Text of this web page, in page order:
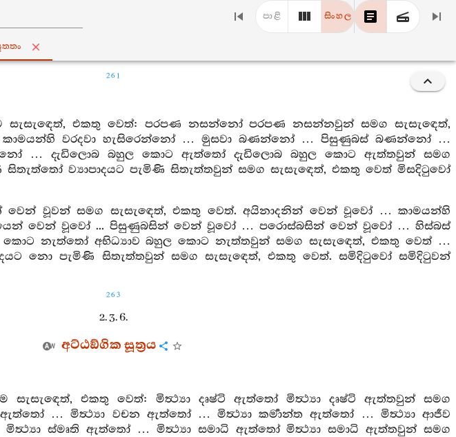
පාළි සිංහල
261
සැසැඳෙත්, එකතු වෙත්: පරපණ නසන්නෝ පරපණ නසන්නවුන් සමග සැසැඳෙත්,
කාමයන්හි වරදවා හැසිරෙන්නෝ … මුසවා බණන්නෝ … පිසුණුබස් බණන්නෝ …
… දැඩිලොබ බහුල කොට ඇත්තෝ දැඩිලොබ බහුල කොට ඇත්තවුන් සමග
සිතැත්තෝ ව්‍යාපාදයට පැමිණි සිතැත්තවුන් සමග සැසැඳෙත්, එකතු වෙත් මිසදිටුවෝ
වූවන් සමග සැසැඳෙත්, එකතු වෙත්. අයිනාදනින් වෙන් වූවෝ … කාමයන්හි
වෙන් වූවෝ ... පිසුණුබසින් වෙන් වූවෝ … පරොස්බසින් වෙන් වූවෝ … හිස්බස්
නැත්තෝ අභිධ්‍යාව බහුල කොට නැත්තවුන් සමග සැසැඳෙත්, එකතු වෙත් …
නො පැමිණි සිතැත්තවුන් සමග සැසැඳෙත්, එකතු වෙත්. සමිදිටුවෝ සමිදිටුවන්
263
2. 3. 6.
අට්ඨඞ්ගික සූත්‍රය
එකතු වෙත්: මිත්‍ථ්‍යා දෘෂ්ටි ඇත්තෝ මිත්‍ථ්‍යා දෘෂ්ටි ඇත්තවුන් සමග
ඇත්තෝ … මිත්‍ථ්‍යා වචන ඇත්තෝ … මිත්‍ථ්‍යා කර්‍මාන්ත ඇත්තෝ … මිත්‍ථ්‍යා ආජීව
ස්මෘති ඇත්තෝ … මිත්‍ථ්‍යා සමාධි ඇත්තෝ මිත්‍ථ්‍යා සමාධි ඇත්තවුන් සමග